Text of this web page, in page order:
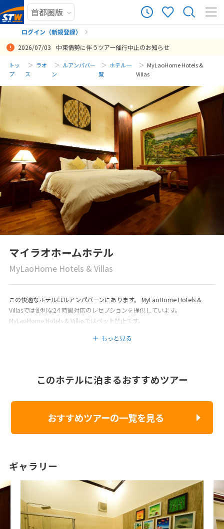
ログイン（新規登録）
まだ履歴がありません
まだ登録がありません
2026/07/03 中東情勢に伴うツアー催行中止のお知らせ
トッ
プ
ラオ
ス
ルアンパバー
ン
ホテル一
覧
MyLaoHome Hotels &
Villas
マイラオホームホテル
MyLaoHome Hotels & Villas
この快適なホテルはルアンパバーンにあります。 MyLaoHome Hotels &
Villasでは便利な24 時間対応のレセプションを提供しています。
MyLaoHome Hotels & Villasではペット禁止です。
もっと見る
このホテルに泊まるおすすめツアー
おすすめツアーの一覧を見る
ギャラリー